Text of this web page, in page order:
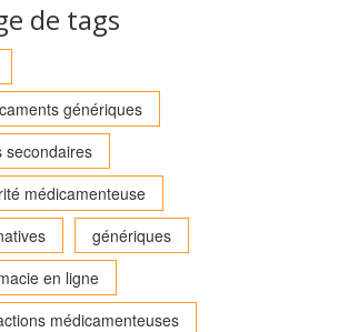
de tags
génériques
secondaires
médicamenteuse
génériques
en ligne
médicamenteuses